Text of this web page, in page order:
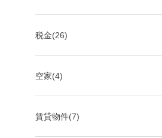
税金(26)
空家(4)
賃貸物件(7)